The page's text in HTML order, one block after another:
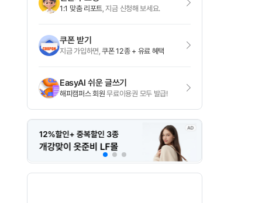
1:1 맞춤 리포트, 지금 신청해 보세요.
쿠폰 받기
지금 가입하면,쿠폰 12종 + 유료 혜택
EasyAI 쉬운 글쓰기
해피캠퍼스 회원 무료이용권 모두 발급!